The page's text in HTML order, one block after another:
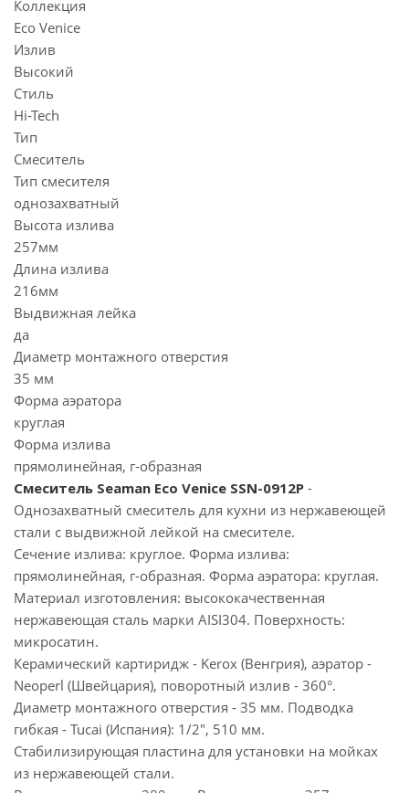
Коллекция
Eco Venice
Излив
Высокий
Стиль
Hi-Tech
Тип
Смеситель
Тип смесителя
однозахватный
Высота излива
257мм
Длина излива
216мм
Выдвижная лейка
да
Диаметр монтажного отверстия
35 мм
Форма аэратора
круглая
Форма излива
прямолинейная, г-образная
Смеситель Seaman Eco Venice SSN-0912P -
Однозахватный смеситель для кухни из нержавеющей
стали с выдвижной лейкой на смесителе.
Сечение излива: круглое. Форма излива:
прямолинейная, г-образная. Форма аэратора: круглая.
Материал изготовления: высококачественная
нержавеющая сталь марки AISI304. Поверхность:
микросатин.
Керамический картиридж - Kerox (Венгрия), аэратор -
Neoperl (Швейцария), поворотный излив - 360°.
Диаметр монтажного отверстия - 35 мм. Подводка
гибкая - Tucai (Испания): 1/2", 510 мм.
Стабилизирующая пластина для установки на мойках
из нержавеющей стали.